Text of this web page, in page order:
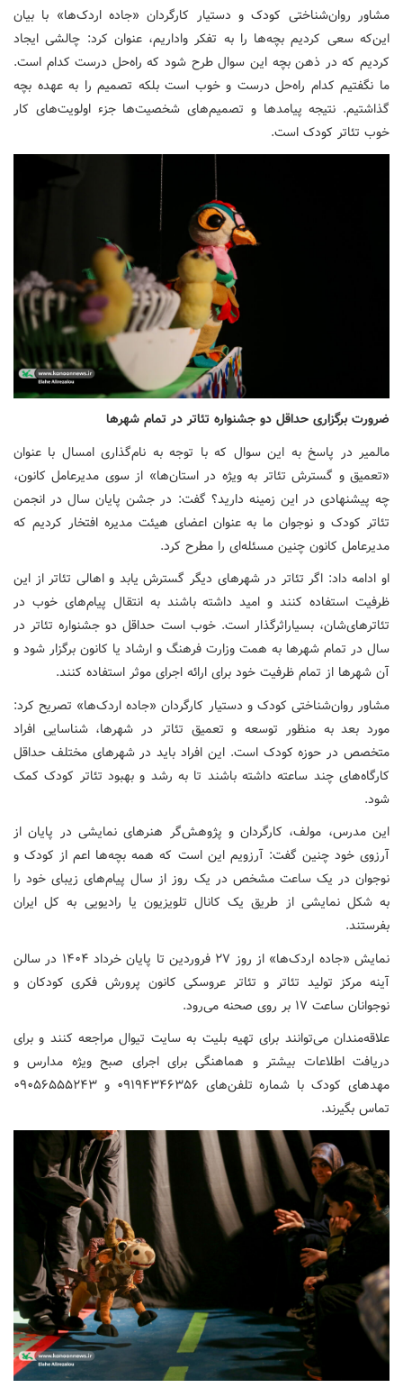
مشاور روان‌شناختی کودک و دستیار کارگردان «جاده اردک‌ها» با بیان
این‌که سعی کردیم بچه‌ها را به تفکر واداریم، عنوان کرد: چالشی ایجاد
کردیم که در ذهن بچه این سوال طرح شود که راه‌حل درست کدام است.
ما نگفتیم کدام راه‌حل درست و خوب است بلکه تصمیم را به عهده بچه
‌گذاشتیم. نتیجه پیامدها و تصمیم‌های شخصیت‌ها جزء اولویت‌های کار
خوب تئاتر کودک است.
ضرورت برگزاری حداقل دو جشنواره تئاتر در تمام شهرها
مالمیر در پاسخ به این سوال که با توجه به نام‌گذاری امسال با عنوان
«تعمیق و گسترش تئاتر به ویژه در استان‌ها» از سوی مدیرعامل کانون،
چه پیشنهادی در این زمینه دارید؟ گفت: در جشن پایان سال در انجمن
تئاتر کودک و نوجوان ما به عنوان اعضای هیئت مدیره افتخار کردیم که
مدیرعامل کانون چنین مسئله‌ای را مطرح کرد.
او ادامه داد: اگر تئاتر در شهرهای دیگر گسترش یابد و اهالی تئاتر از این
ظرفیت استفاده کنند و امید داشته باشند به انتقال پیام‌های خوب در
تئاترهای‌شان، بسیاراثرگذار است. خوب است حداقل دو جشنواره تئاتر در
سال در تمام شهرها به همت وزارت فرهنگ و ارشاد یا کانون برگزار شود و
آن شهرها از تمام ظرفیت خود برای ارائه اجرای موثر استفاده کنند.
مشاور روان‌شناختی کودک و دستیار کارگردان «جاده اردک‌ها» تصریح کرد:
مورد بعد به منظور توسعه و تعمیق تئاتر در شهرها، شناسایی افراد
متخصص در حوزه کودک است. این افراد باید در شهرهای مختلف حداقل
کارگاه‌های چند ساعته داشته باشند تا به رشد و بهبود تئاتر کودک کمک
شود.
این مدرس، مولف، کارگردان و پژوهش‌گر هنرهای نمایشی در پایان از
آرزوی خود چنین گفت: آرزویم این است که همه بچه‌ها اعم از کودک و
نوجوان در یک ساعت مشخص در یک روز از سال پیام‌های زیبای خود را
به شکل نمایشی از طریق یک کانال تلویزیون یا رادیویی به کل ایران
بفرستند.
نمایش «جاده اردک‌ها» از روز ۲۷ فروردین تا پایان خرداد ۱۴۰۴ در سالن
آینه مرکز تولید تئاتر و تئاتر عروسکی کانون پرورش فکری کودکان و
نوجوانان ساعت ۱۷ بر روی صحنه می‌رود.
علاقه‌مندان می‌توانند برای تهیه بلیت به سایت تیوال مراجعه کنند و برای
دریافت اطلاعات بیشتر و هماهنگی برای اجرای صبح ویژه‌ مدارس و
مهدهای کودک با شماره تلفن‌های ۰۹۱۹۴۳۴۶۳۵۶ و ۰۹۰۵۶۵۵۵۲۴۳
تماس بگیرند.